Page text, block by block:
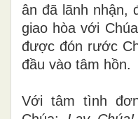
ân đã lãnh nhận,
giao hòa với
được đón rước
đầu vào tâm hồn.
Với tâm tình